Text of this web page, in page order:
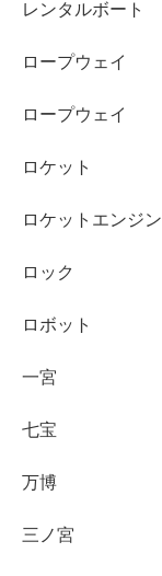
レンタルボート
ロープウェイ
ロープウェイ
ロケット
ロケットエンジン
ロック
ロボット
一宮
七宝
万博
三ノ宮